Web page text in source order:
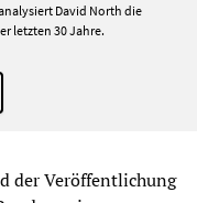
David North die
letzten 30 Jahre.
der Veröffentlichung